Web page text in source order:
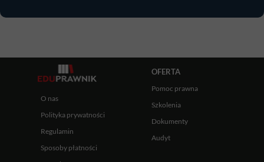
O nas
Polityka prywatności
Regulamin
Sposoby płatności
OFERTA
Pomoc prawna
Szkolenia
Dokumenty
Audyt